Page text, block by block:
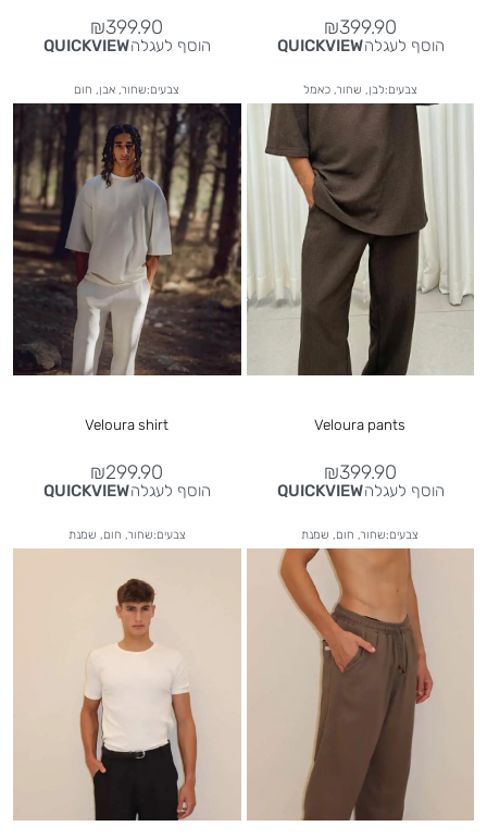
₪399.90
הוסף לעגלהQUICKVIEW
צבעים:לבן, שחור, כאמל
₪399.90
הוסף לעגלהQUICKVIEW
צבעים:שחור, אבן, חום
Veloura pants
₪399.90
הוסף לעגלהQUICKVIEW
צבעים:שחור, חום, שמנת
Veloura shirt
₪299.90
הוסף לעגלהQUICKVIEW
צבעים:שחור, חום, שמנת